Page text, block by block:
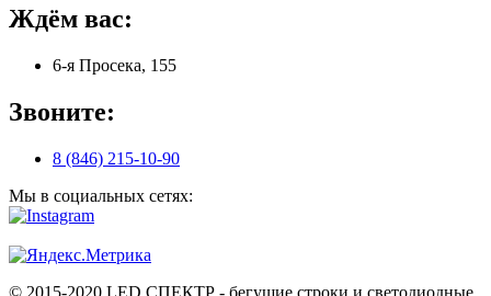
Ждём вас:
6-я Просека, 155
Звоните:
8 (846) 215-10-90
Мы в социальных сетях:
© 2015-2020 LED СПЕКТР - бегущие строки и светодиодные